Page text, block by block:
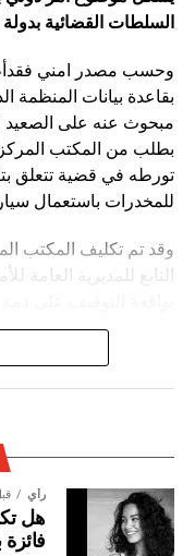
السلطات القضائية
وحسب مصدر امني
بقاعدة بيانات المنظمة
مبحوث عنه على الصعيد
بطلب من المكتب
تورطه في قضية تتعلق
للمخدرات باستعمال
وقد تم تكليف المكتب
التابع للمديرية العامة
ويأتي توقيف المشتبه به
رأي
هل
فائزة